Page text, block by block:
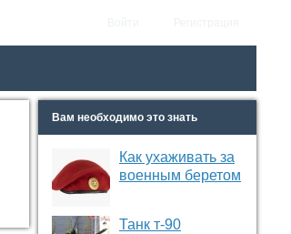
Вам необходимо это знать
Как ухаживать за
военным беретом
Танк т-90